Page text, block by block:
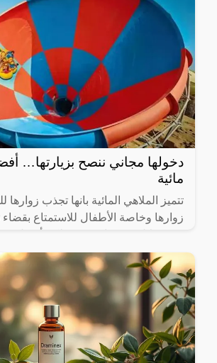
مائية
تتميز الملاهي المائية بانها تجذب
زوارها وخاصة الأطفال للاستمتاع بقضاء
جدة